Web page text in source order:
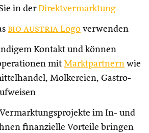
in derDirektvermarktung
bio austria Logo verwenden
Kontakt und können
mit Marktpartnern wie
Molkereien, Gastro-
im In- und
finanzielle Vorteile bringen